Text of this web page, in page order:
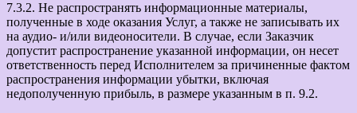
7.3.2. Не распространять информационные материалы,
полученные в ходе оказания Услуг, а также не записывать их
на аудио- и/или видеоносители. В случае, если Заказчик
допустит распространение указанной информации, он несет
ответственность перед Исполнителем за причиненные фактом
распространения информации убытки, включая
недополученную прибыль, в размере указанным в п. 9.2.